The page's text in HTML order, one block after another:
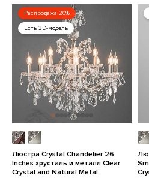
Распродажа 20%
Есть 3D-модель
Люстра Crystal Chandelier 26
Inches хрусталь и металл Clear
Crystal and Natural Metal